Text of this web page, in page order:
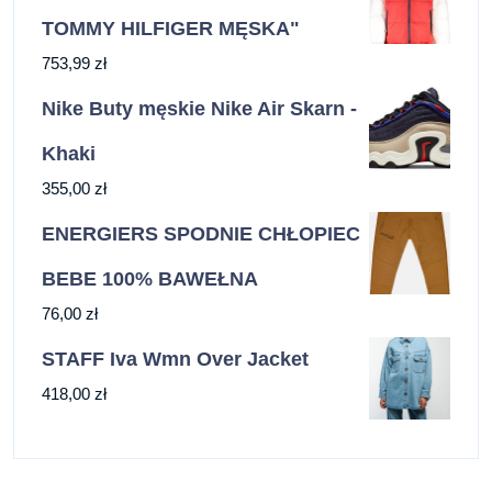
TOMMY HILFIGER MĘSKA"
753,99 zł
Nike Buty męskie Nike Air Skarn -
Khaki
355,00 zł
ENERGIERS SPODNIE CHŁOPIEC
ΒΕΒΕ 100% BAWEŁNA
76,00 zł
STAFF Iva Wmn Over Jacket
418,00 zł